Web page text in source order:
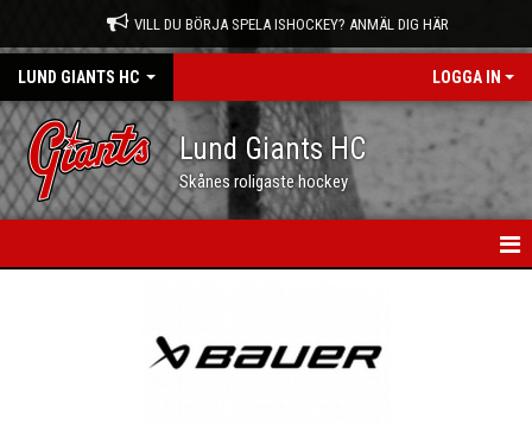
VILL DU BÖRJA SPELA ISHOCKEY? ANMÄL DIG HÄR
LUND GIANTS HC LOGGA IN
Lund Giants HC
Skånes roligaste hockey